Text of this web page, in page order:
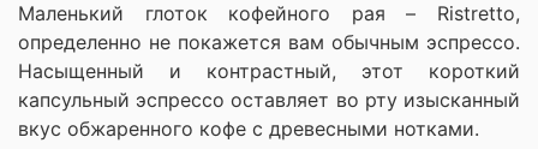
Маленький глоток кофейного рая – Ristretto,
определенно не покажется вам обычным эспрессо.
Насыщенный и контрастный, этот короткий
капсульный эспрессо оставляет во рту изысканный
вкус обжаренного кофе с древесными нотками.